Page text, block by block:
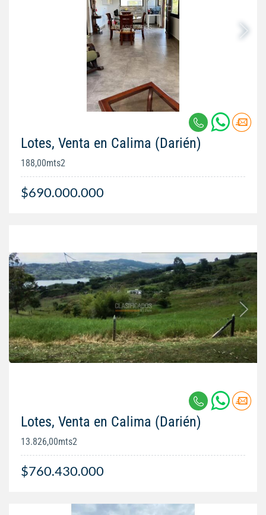
Lotes, Venta en Calima (Darién)
188,00mts2
$690.000.000
Lotes, Venta en Calima (Darién)
13.826,00mts2
$760.430.000